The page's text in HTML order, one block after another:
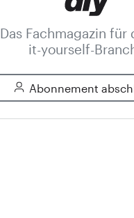
Das Fachmagazin für
it-yourself-
Abonnement